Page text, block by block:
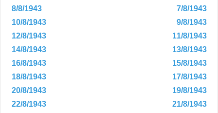
7/8/1943
8/8/1943
9/8/1943
10/8/1943
11/8/1943
12/8/1943
13/8/1943
14/8/1943
15/8/1943
16/8/1943
17/8/1943
18/8/1943
19/8/1943
20/8/1943
21/8/1943
22/8/1943